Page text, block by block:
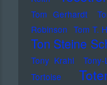
Tom Gerhardt
Robinson Tom T.
Ton Steine
Tony Krahl
Tony-
Tortoise